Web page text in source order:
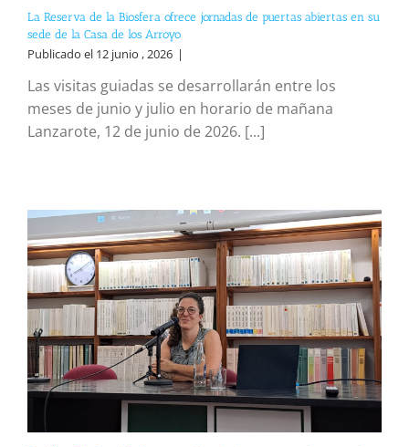
La Reserva de la Biosfera ofrece jornadas de puertas abiertas en su
sede de la Casa de los Arroyo
Publicado el 12 junio , 2026 |
Las visitas guiadas se desarrollarán entre los
meses de junio y julio en horario de mañana
Lanzarote, 12 de junio de 2026. [...]